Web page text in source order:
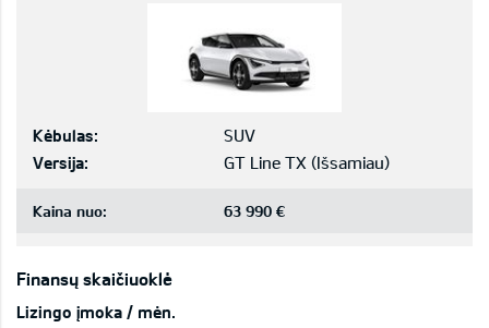
Kėbulas:
SUV
Versija:
GT Line TX (Išsamiau)
Kaina nuo: 63 990 €
Finansų skaičiuoklė
Lizingo įmoka / mėn.